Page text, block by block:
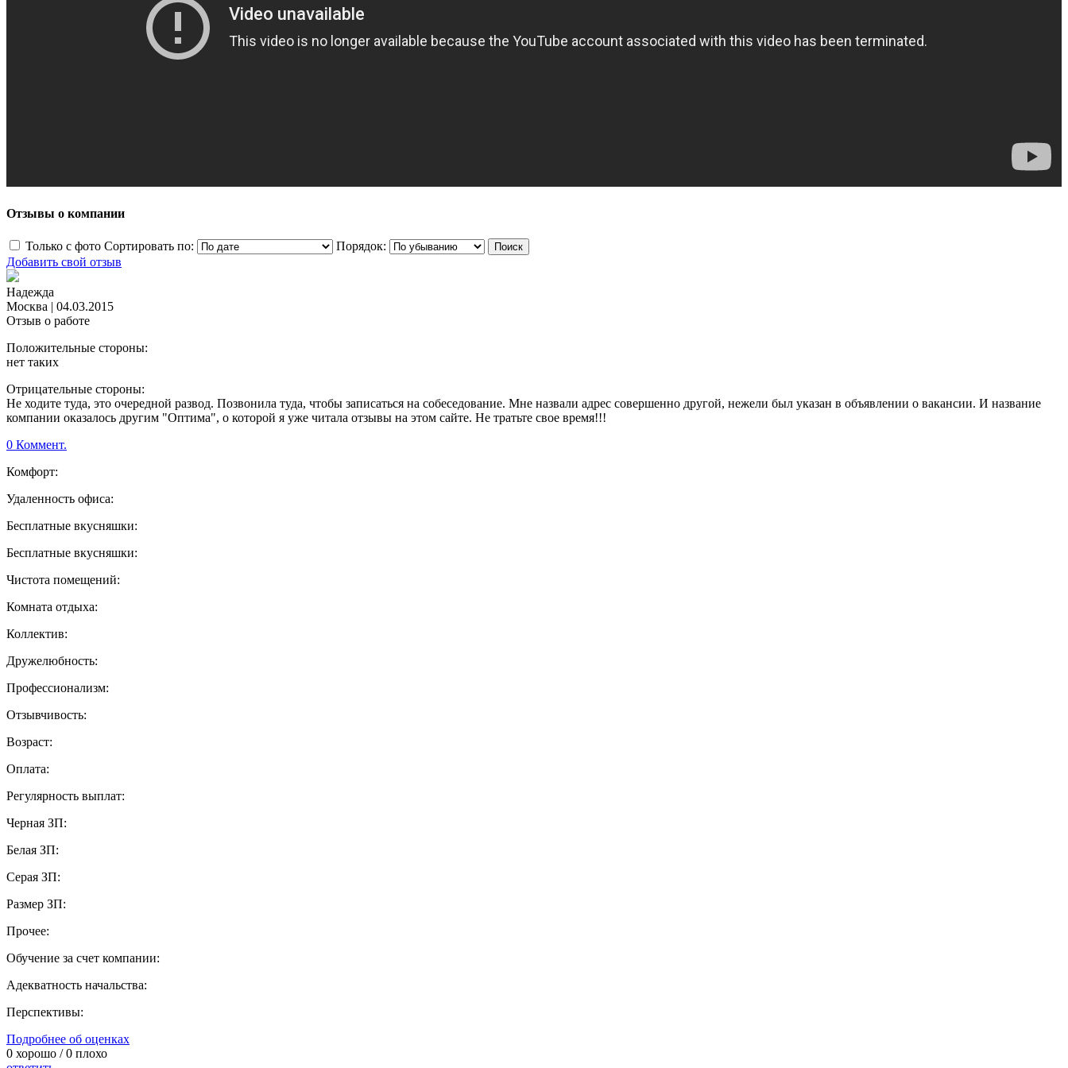
Отзывы о компании
Только с фото Сортировать по:
Порядок:
Добавить свой отзыв
Надежда
Москва | 04.03.2015
Отзыв о работе
Положительные стороны:
нет таких
Отрицательные стороны:
Не ходите туда, это очередной развод. Позвонила туда, чтобы записаться на собеседование. Мне назвали адрес совершенно другой, нежели был указан в объявлении о вакансии. И название
компании оказалось другим "Оптима", о которой я уже читала отзывы на этом сайте. Не тратьте свое время!!!
0 Коммент.
Комфорт:
Удаленность офиса:
Бесплатные вкусняшки:
Бесплатные вкусняшки:
Чистота помещений:
Комната отдыха:
Коллектив:
Дружелюбность:
Профессионализм:
Отзывчивость:
Возраст:
Оплата:
Регулярность выплат:
Черная ЗП:
Белая ЗП:
Серая ЗП:
Размер ЗП:
Прочее:
Обучение за счет компании:
Адекватность начальства:
Перспективы:
Подробнее об оценках
0 хорошо /0 плохо